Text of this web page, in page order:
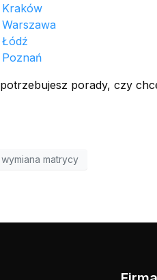
Kraków
porady, czy
wymiana matrycy